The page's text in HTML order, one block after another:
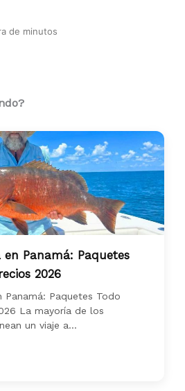
de minutos
en Panamá: Paquetes
2026
Panamá: Paquetes Todo
La mayoría de los
un viaje a...